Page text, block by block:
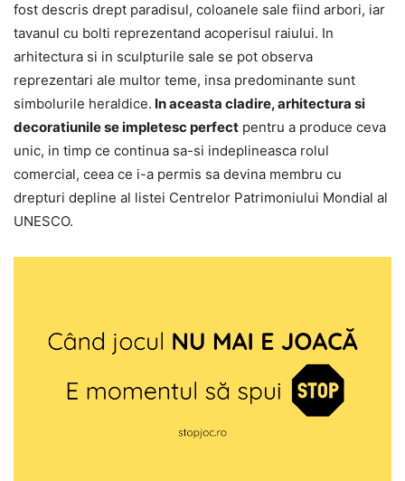
fost descris drept paradisul, coloanele sale fiind arbori, iar
tavanul cu bolti reprezentand acoperisul raiului. In
arhitectura si in sculpturile sale se pot observa
reprezentari ale multor teme, insa predominante sunt
simbolurile heraldice. In aceasta cladire, arhitectura si
decoratiunile se impletesc perfect pentru a produce ceva
unic, in timp ce continua sa-si indeplineasca rolul
comercial, ceea ce i-a permis sa devina membru cu
drepturi depline al listei Centrelor Patrimoniului Mondial al
UNESCO.